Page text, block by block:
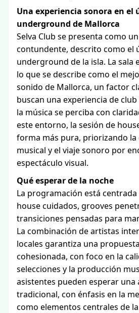
Una experiencia sonora en el
underground de Mallorca
Selva Club se presenta como
contundente, descrito como el
underground de la isla. La sala
lo que se describe como el
sonido de Mallorca, un factor
buscan una experiencia de
la música se perciba con
este entorno, la sesión de
forma más pura, priorizando
musical y el viaje sonoro por
espectáculo visual.
Qué esperar de la noche
La programación está
house cuidados, grooves
transiciones pensadas para
La combinación de artistas
locales garantiza una
cohesionada, con foco en la
selecciones y la producción
asistentes pueden esperar
tradicional, con énfasis en la
como elementos centrales de